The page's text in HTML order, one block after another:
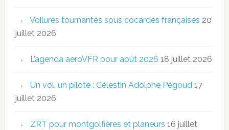
Voilures tournantes sous cocardes françaises 20
juillet 2026
L’agenda aeroVFR pour août 2026 18 juillet 2026
Un vol, un pilote : Célestin Adolphe Pégoud 17
juillet 2026
ZRT pour montgolfières et planeurs 16 juillet